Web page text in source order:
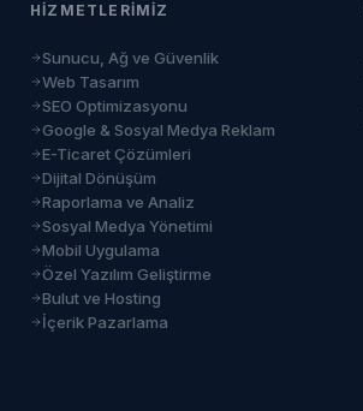
HIZMETLERIMIZ
Sunucu, Ağ ve Güvenlik
Web Tasarım
SEO Optimizasyonu
Google & Sosyal Medya Reklam
E-Ticaret Çözümleri
Dijital Dönüşüm
Raporlama ve Analiz
Sosyal Medya Yönetimi
Mobil Uygulama
Özel Yazılım Geliştirme
Bulut ve Hosting
İçerik Pazarlama